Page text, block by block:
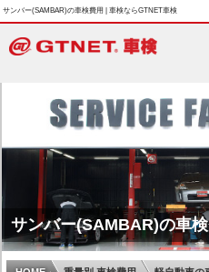
サンバー(SAMBAR)の車検費用 | 車検ならGTNET車検
サンバー(SAMBAR)の車